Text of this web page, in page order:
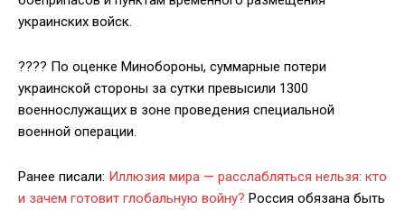
украинских войск.
???? По оценке Минобороны, суммарные потери
украинской стороны за сутки превысили 1300
военнослужащих в зоне проведения специальной
военной операции.
Ранее писали: Иллюзия мира — расслабляться нельзя: кто
и зачем готовит глобальную войну? Россия обязана быть